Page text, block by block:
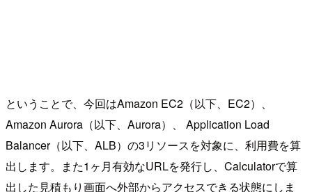
ということで、今回はAmazon EC2（以下、EC2）、
Amazon Aurora（以下、Aurora）、 Application Load
Balancer（以下、ALB）の3リソースを対象に、利用費を算
出します。また1ヶ月有効なURLを発行し、Calculatorで算
出した見積もり画面へ外部からアクセスできる状態にしま